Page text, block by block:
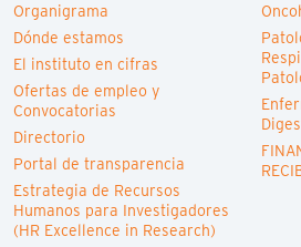
Organigrama
Dónde estamos
El instituto en cifras
Ofertas de empleo y
Convocatorias
Directorio
Portal de transparencia
Estrategia de Recursos
Humanos para Investigadores
(HR Excellence in Research)